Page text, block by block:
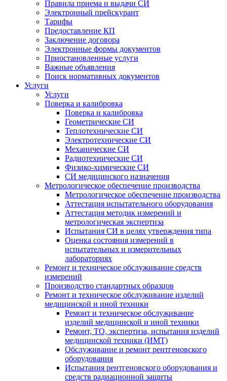
Правила приема и выдачи СИ
Электронный прейскурант
Тарифы
Предоставление КП
Заключение договора
Электронные формы документов
Приостановленные услуги
Важные объявления
Поиск нормативных документов
Услуги
Услуги
Поверка и калибровка
Поверка и калибровка
Геометрические СИ
Теплотехнические СИ
Электротехнические СИ
Механические СИ
Радиотехнические СИ
Физико-химические СИ
СИ медицинского назначения
Метрологическое обеспечение производства
Метрологическое обеспечение производства
Аттестация испытательного оборудования
Аттестация методик измерений и
метрологическая экспертиза
Испытания СИ в целях утверждения типа
Оценка состояния измерений в
испытательных и измерительных
лабораториях
Ремонт и техническое обслуживание средств
измерений
Производство стандартных образцов
Ремонт и техническое обслуживание изделий
медицинской и иной техники
Ремонт и техническое обслуживание
изделий медицинской и иной техники
Ремонт, ТО, экспертиза, испытания изделий
медицинской техники (ИМТ)
Обслуживание и ремонт рентгеновского
оборудования
Испытания рентгеновского оборудования и
средств радиационной защиты